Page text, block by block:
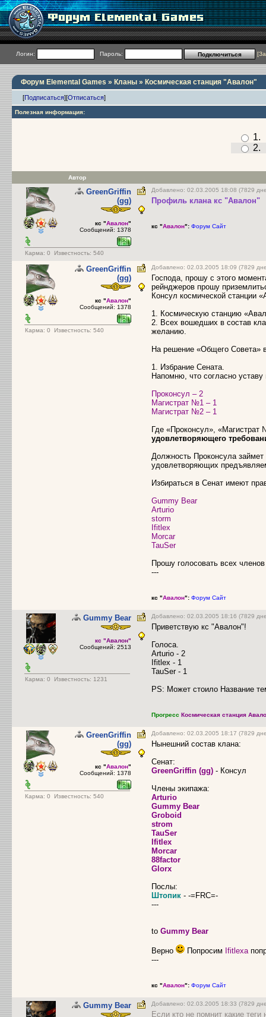
Логин: Пароль: [
Форум Elemental Games » Кланы » Космическая станция "Авалон"
[Подписаться][Отписаться]
Полезная информация:
Автор
GreenGriffin
(gg)
кс "Авалон"
Сообщений: 1378
Карма: 0 Известность: 540
Добавлено: 02.03.2005 18:08 (7829
Профиль клана кс "Авалон"
кс "Авалон": Форум Сайт
GreenGriffin
(gg)
кс "Авалон"
Сообщений: 1378
Карма: 0 Известность: 540
Добавлено: 02.03.2005 18:09 (7829
Господа, прошу с этого
рейнджеров прошу
Консул космической
1. Космическую станцию
2. Всех вошедших в состав
желанию.
На решение «Общего
1. Избрание Сената.
Напомню, что согласно
Проконсул – 2
Магистрат №1 – 1
Магистрат №2 – 1
Где «Проконсул»,
удовлетворяющего
Должность Проконсула
удовлетворяющих
Избираться в Сенат имеют
Gummy Bear
Arturio
storm
Ifitlex
Morcar
TauSer
Прошу голосовать всех
---
кс "Авалон": Форум Сайт
Gummy Bear
кс "Авалон"
Сообщений: 2513
Карма: 0 Известность: 1231
Добавлено: 02.03.2005 18:16 (7829
Приветствую кс "Авалон"!
Голоса.
Arturio - 2
Ifitlex - 1
TauSer - 1
PS: Может стоило Название
Прогресс Космическая станция
GreenGriffin
(gg)
кс "Авалон"
Сообщений: 1378
Карма: 0 Известность: 540
Добавлено: 02.03.2005 18:17 (7829
Нынешний состав клана:
Сенат:
GreenGriffin (gg) - Консул
Члены экипажа:
Arturio
Gummy Bear
Groboid
strom
TauSer
Ifitlex
Morcar
88factor
Glorx
Послы:
Штопик - -=FRC=-
---
to Gummy Bear
Верно Попросим Ifitlexa
---
кс "Авалон": Форум Сайт
Gummy Bear Добавлено: 02.03.2005 18:33 (7829
Если кто не помнит какие